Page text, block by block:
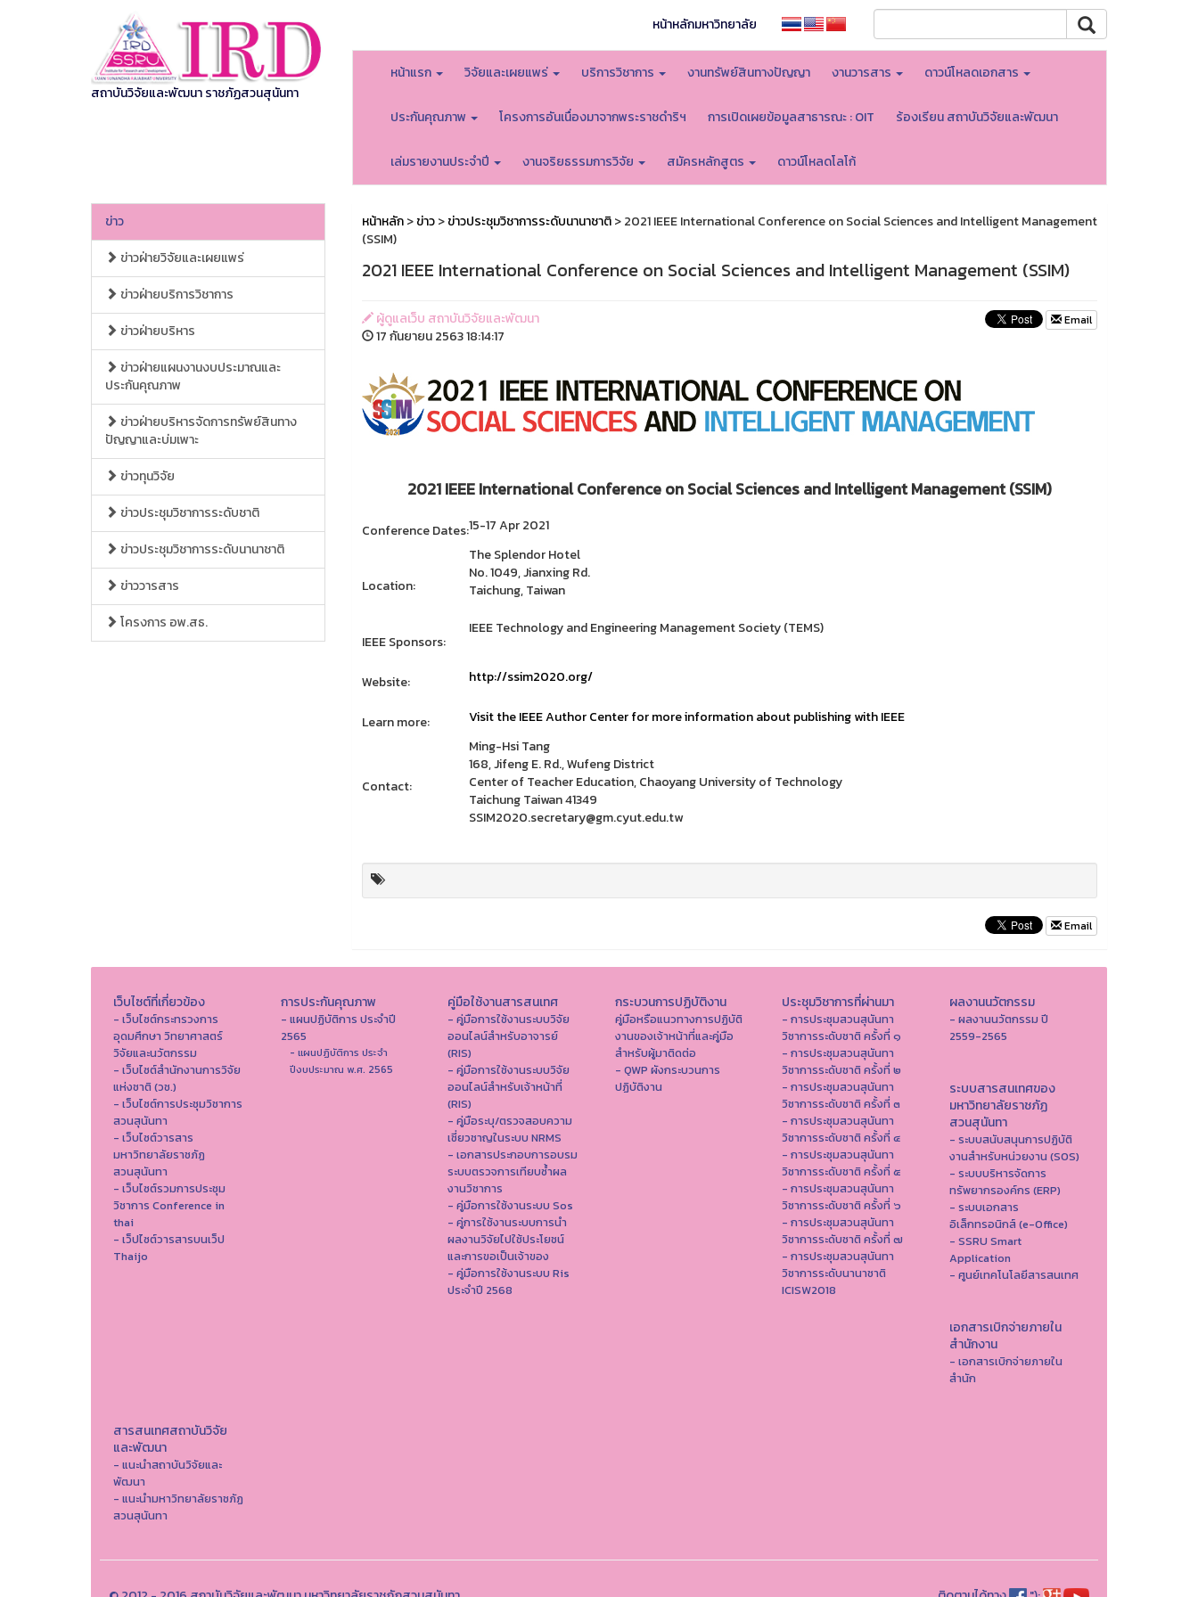
สถาบันวิจัยและพัฒนา ราชภัฏสวนสุนันทา
หน้าหลักมหาวิทยาลัย
หน้าแรก วิจัยและเผยแพร่ บริการวิชาการ งานทรัพย์สินทางปัญญา งานวารสาร ดาวน์โหลดเอกสาร
ประกันคุณภาพ โครงการอันเนื่องมาจากพระราชดำริฯ การเปิดเผยข้อมูลสาธารณะ : OIT ร้องเรียน สถาบันวิจัยและพัฒนา
เล่มรายงานประจำปี งานจริยธรรมการวิจัย สมัครหลักสูตร ดาวน์โหลดโลโก้
ข่าว
ข่าวฝ่ายวิจัยและเผยแพร่
ข่าวฝ่ายบริการวิชาการ
ข่าวฝ่ายบริหาร
ข่าวฝ่ายแผนงานงบประมาณและ
ประกันคุณภาพ
ข่าวฝ่ายบริหารจัดการทรัพย์สินทาง
ปัญญาและบ่มเพาะ
ข่าวทุนวิจัย
ข่าวประชุมวิชาการระดับชาติ
ข่าวประชุมวิชาการระดับนานาชาติ
ข่าววารสาร
โครงการ อพ.สธ.
หน้าหลัก>ข่าว>ข่าวประชุมวิชาการระดับนานาชาติ> 2021 IEEE International Conference on Social Sciences and Intelligent Management
(SSIM)
2021 IEEE International Conference on Social Sciences and Intelligent Management (SSIM)
ผู้ดูแลเว็บ สถาบันวิจัยและพัฒนา
17 กันยายน 2563 18:14:17
Email
2021 IEEE International Conference on Social Sciences and Intelligent Management (SSIM)
Conference Dates:15-17 Apr 2021
Location:
The Splendor Hotel
No. 1049, Jianxing Rd.
Taichung, Taiwan
IEEE Sponsors:
IEEE Technology and Engineering Management Society (TEMS)
Website: http://ssim2020.org/
Learn more: Visit the IEEE Author Center for more information about publishing with IEEE
Contact:
Ming-Hsi Tang
168, Jifeng E. Rd., Wufeng District
Center of Teacher Education, Chaoyang University of Technology
Taichung Taiwan 41349
SSIM2020.secretary@gm.cyut.edu.tw
Email
เว็บไซต์ที่เกี่ยวข้อง
- เว็บไซต์กระทรวงการ
อุดมศึกษา วิทยาศาสตร์
วิจัยและนวัตกรรม
- เว็บไซต์สำนักงานการวิจัย
แห่งชาติ (วช.)
- เว็บไซต์การประชุมวิชาการ
สวนสุนันทา
- เว็บไซต์วารสาร
มหาวิทยาลัยราชภัฏ
สวนสุนันทา
- เว็บไซต์รวมการประชุม
วิชาการ Conference in
thai
- เว็ปไซต์วารสารบนเว็ป
Thaijo
การประกันคุณภาพ
- แผนปฏิบัติการ ประจำปี
2565
- แผนปฏิบัติการ ประจำ
ปีงบประมาณ พ.ศ. 2565
คู่มือใช้งานสารสนเทศ
- คู่มือการใช้งานระบบวิจัย
ออนไลน์สำหรับอาจารย์
(RIS)
- คู่มือการใช้งานระบบวิจัย
ออนไลน์สำหรับเจ้าหน้าที่
(RIS)
- คู่มือระบุ/ตรวจสอบความ
เชี่ยวชาญในระบบ NRMS
- เอกสารประกอบการอบรม
ระบบตรวจการเทียบซ้ำผล
งานวิชาการ
- คู่มือการใช้งานระบบ Sos
- คู่การใช้งานระบบการนำ
ผลงานวิจัยไปใช้ประโยชน์
และการขอเป็นเจ้าของ
- คู่มือการใช้งานระบบ Ris
ประจำปี 2568
กระบวนการปฏิบัติงาน
คู่มือหรือแนวทางการปฏิบัติ
งานของเจ้าหน้าที่และคู่มือ
สำหรับผู้มาติดต่อ
- QWP ผังกระบวนการ
ปฏิบัติงาน
ประชุมวิชาการที่ผ่านมา
- การประชุมสวนสุนันทา
วิชาการระดับชาติ ครั้งที่ ๑
- การประชุมสวนสุนันทา
วิชาการระดับชาติ ครั้งที่ ๒
- การประชุมสวนสุนันทา
วิชาการระดับชาติ ครั้งที่ ๓
- การประชุมสวนสุนันทา
วิชาการระดับชาติ ครั้งที่ ๔
- การประชุมสวนสุนันทา
วิชาการระดับชาติ ครั้งที่ ๕
- การประชุมสวนสุนันทา
วิชาการระดับชาติ ครั้งที่ ๖
- การประชุมสวนสุนันทา
วิชาการระดับชาติ ครั้งที่ ๗
- การประชุมสวนสุนันทา
วิชาการระดับนานาชาติ
ICISW2018
ผลงานนวัตกรรม
- ผลงานนวัตกรรม ปี
2559-2565
ระบบสารสนเทศของ
มหาวิทยาลัยราชภัฏ
สวนสุนันทา
- ระบบสนับสนุนการปฏิบัติ
งานสำหรับหน่วยงาน (SOS)
- ระบบบริหารจัดการ
ทรัพยากรองค์กร (ERP)
- ระบบเอกสาร
อิเล็กทรอนิกส์ (e-Office)
- SSRU Smart
Application
- ศูนย์เทคโนโลยีสารสนเทศ
เอกสารเบิกจ่ายภายใน
สำนักงาน
- เอกสารเบิกจ่ายภายใน
สำนัก
สารสนเทศสถาบันวิจัย
และพัฒนา
- แนะนำสถาบันวิจัยและ
พัฒนา
- แนะนำมหาวิทยาลัยราชภัฏ
สวนสุนันทา